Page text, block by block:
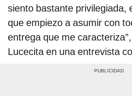
siento bastante privilegiada,
que empiezo a asumir con
entrega que me
Lucecita en una entrevista